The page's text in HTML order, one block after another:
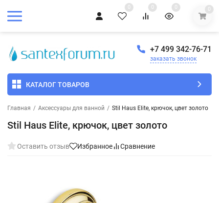
0 0 0 0
+7 499 342-76-71
заказать звонок
КАТАЛОГ ТОВАРОВ
Главная / Аксессуары для ванной / Stil Haus Elite, крючок, цвет золото
Stil Haus Elite, крючок, цвет золото
Оставить отзыв Избранное Сравнение